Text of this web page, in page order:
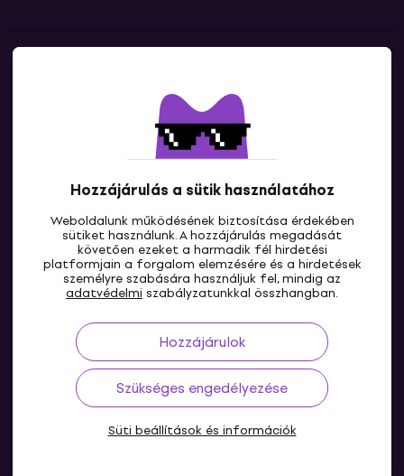
Hozzájárulás a sütik használatához
Weboldalunk működésének biztosítása érdekében
sütiket használunk. A hozzájárulás megadását
követően ezeket a harmadik fél hirdetési
platformjain a forgalom elemzésére és a hirdetések
személyre szabására használjuk fel, mindig az
adatvédelmi szabályzatunkkal összhangban.
Hozzájárulok
Szükséges engedélyezése
Süti beállítások és információk
Lépj kapcsolatba velünk
HU